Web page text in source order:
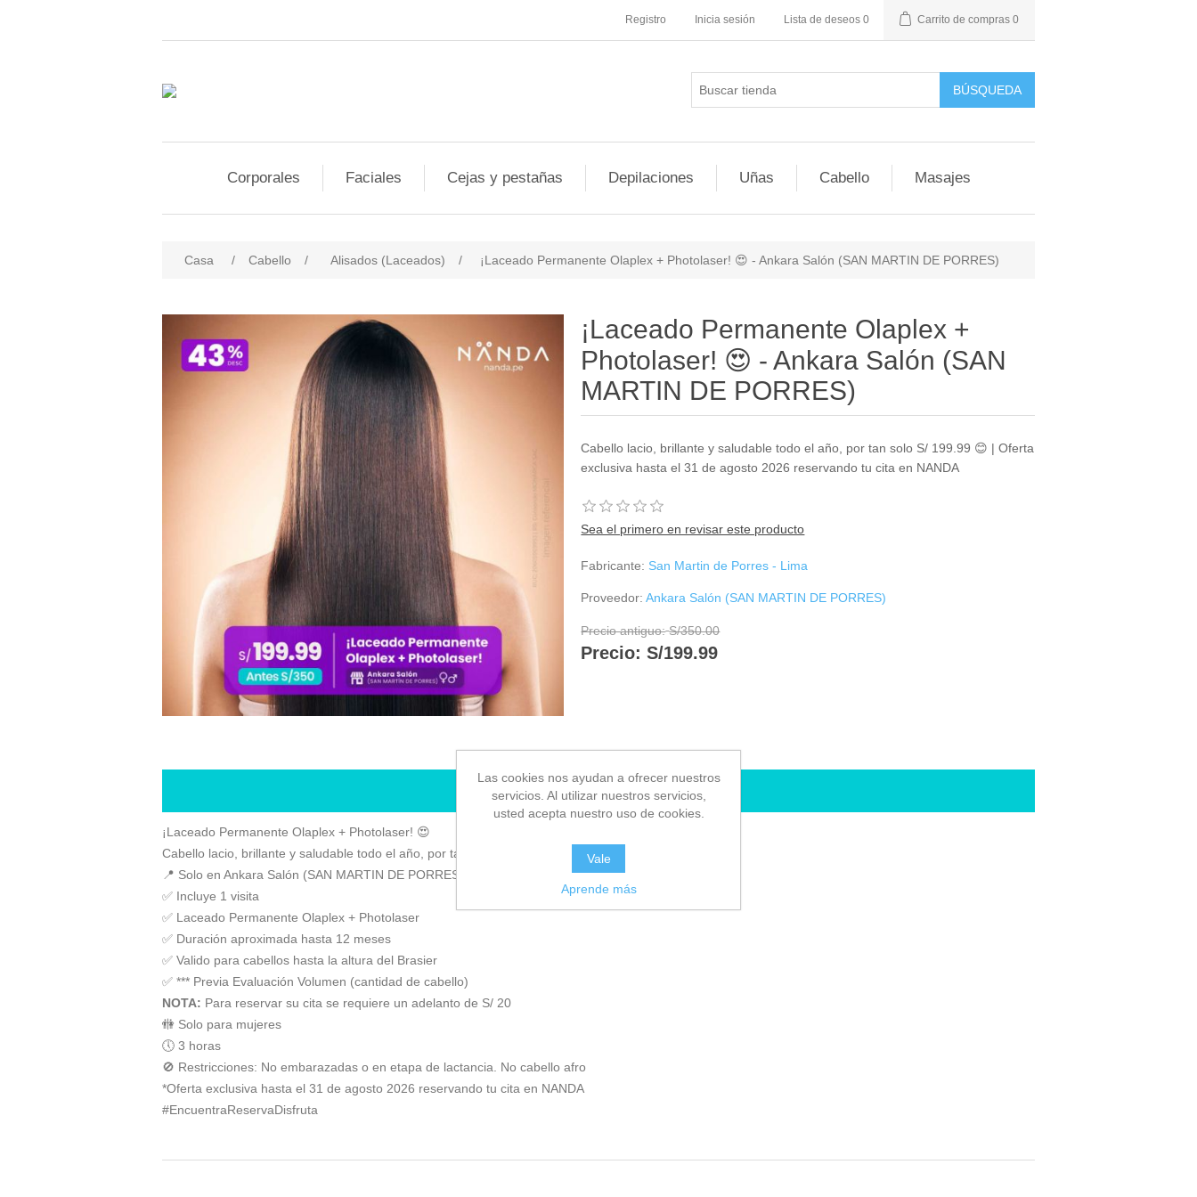
Registro Inicia sesión Lista de deseos 0 Carrito de compras 0
BÚSQUEDA
Corporales Faciales Cejas y pestañas Depilaciones Uñas Cabello Masajes
Casa / Cabello / Alisados (Laceados) / ¡Laceado Permanente Olaplex + Photolaser! 😍 - Ankara Salón (SAN MARTIN DE PORRES)
¡Laceado Permanente Olaplex +
Photolaser! 😍 - Ankara Salón (SAN
MARTIN DE PORRES)
Cabello lacio, brillante y saludable todo el año, por tan solo S/ 199.99 😊 | Oferta
exclusiva hasta el 31 de agosto 2026 reservando tu cita en NANDA
Sea el primero en revisar este producto
Fabricante: San Martin de Porres - Lima
Proveedor: Ankara Salón (SAN MARTIN DE PORRES)
Precio antiguo: S/350.00
Precio: S/199.99
RESERVAR CITA
¡Laceado Permanente Olaplex + Photolaser! 😍
Cabello lacio, brillante y saludable todo el año, por tan solo S/ 199.99 😊
📍 Solo en Ankara Salón (SAN MARTIN DE PORRES) by #NANDA
Ver Mapa
✅ Incluye 1 visita
✅ Laceado Permanente Olaplex + Photolaser
✅ Duración aproximada hasta 12 meses
✅ Valido para cabellos hasta la altura del Brasier
✅ *** Previa Evaluación Volumen (cantidad de cabello)
NOTA: Para reservar su cita se requiere un adelanto de S/ 20
🚻 Solo para mujeres
🕔 3 horas
🚫 Restricciones: No embarazadas o en etapa de lactancia. No cabello afro
*Oferta exclusiva hasta el 31 de agosto 2026 reservando tu cita en NANDA
#EncuentraReservaDisfruta
Las cookies nos ayudan a ofrecer nuestros
servicios. Al utilizar nuestros servicios,
usted acepta nuestro uso de cookies.
Vale
Aprende más